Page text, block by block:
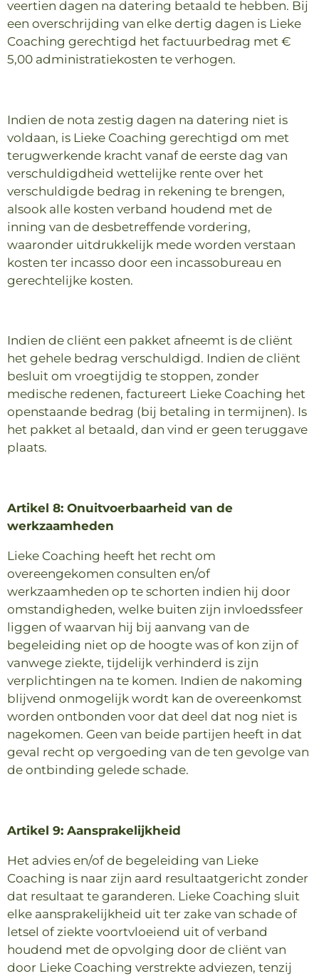
veertien dagen na datering betaald te hebben. Bij
een overschrijding van elke dertig dagen is Lieke
Coaching gerechtigd het factuurbedrag met €
5,00 administratiekosten te verhogen.
Indien de nota zestig dagen na datering niet is
voldaan, is Lieke Coaching gerechtigd om met
terugwerkende kracht vanaf de eerste dag van
verschuldigdheid wettelijke rente over het
verschuldigde bedrag in rekening te brengen,
alsook alle kosten verband houdend met de
inning van de desbetreffende vordering,
waaronder uitdrukkelijk mede worden verstaan
kosten ter incasso door een incassobureau en
gerechtelijke kosten.
Indien de cliënt een pakket afneemt is de cliënt
het gehele bedrag verschuldigd. Indien de cliënt
besluit om vroegtijdig te stoppen, zonder
medische redenen, factureert Lieke Coaching het
openstaande bedrag (bij betaling in termijnen). Is
het pakket al betaald, dan vind er geen teruggave
plaats.
Artikel 8: Onuitvoerbaarheid van de
werkzaamheden
Lieke Coaching heeft het recht om
overeengekomen consulten en/of
werkzaamheden op te schorten indien hij door
omstandigheden, welke buiten zijn invloedssfeer
liggen of waarvan hij bij aanvang van de
begeleiding niet op de hoogte was of kon zijn of
vanwege ziekte, tijdelijk verhinderd is zijn
verplichtingen na te komen. Indien de nakoming
blijvend onmogelijk wordt kan de overeenkomst
worden ontbonden voor dat deel dat nog niet is
nagekomen. Geen van beide partijen heeft in dat
geval recht op vergoeding van de ten gevolge van
de ontbinding gelede schade.
Artikel 9: Aansprakelijkheid
Het advies en/of de begeleiding van Lieke
Coaching is naar zijn aard resultaatgericht zonder
dat resultaat te garanderen. Lieke Coaching sluit
elke aansprakelijkheid uit ter zake van schade of
letsel of ziekte voortvloeiend uit of verband
houdend met de opvolging door de cliënt van
door Lieke Coaching verstrekte adviezen, tenzij